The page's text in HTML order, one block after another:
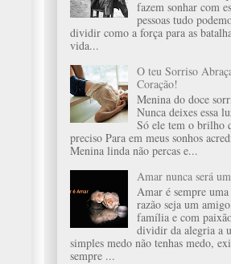
fazem sonhar com
pessoas tudo
dividir como a força para as
vida...
O teu Sorriso
Coração!
Menina do doce
Nunca deixes essa
Só ele tem o brilho
preciso Para em meus sonhos
Menina linda não percas e...
Amar nunca será
Amar é sempre uma
razão seja um amigo,
família e com
dividir da alegria a
simples medo não tenhas medo,
sempre ...